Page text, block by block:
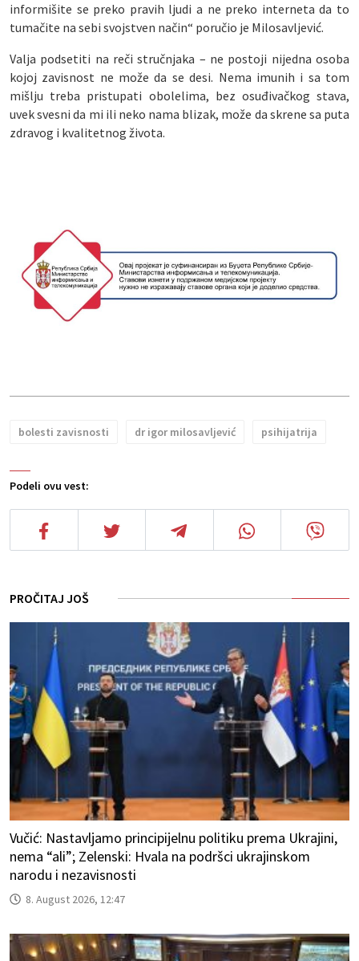
Podeli ovu vest:
informišite se preko pravih ljudi a ne preko interneta da to
tumačite na sebi svojstven način“ poručio je Milosavljević.
Valja podsetiti na reči stručnjaka – ne postoji nijedna osoba
kojoj zavisnost ne može da se desi. Nema imunih i sa tom
mišlju treba pristupati obolelima, bez osuđivačkog stava,
uvek svesni da mi ili neko nama blizak, može da skrene sa puta
zdravog i kvalitetnog života.
bolesti zavisnosti dr igor milosavljević psihijatrija
PROČITAJ JOŠ
Vučić: Nastavljamo principijelnu politiku prema Ukrajini,
nema “ali”; Zelenski: Hvala na podršci ukrajinskom
narodu i nezavisnosti
8. August 2026, 12:47